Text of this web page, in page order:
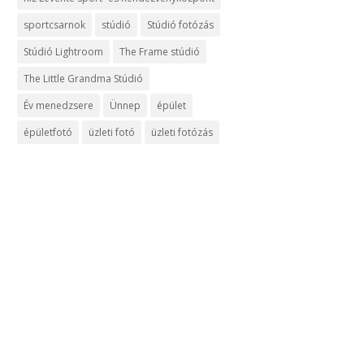
sportcsarnok
stúdió
Stúdió fotózás
Stúdió Lightroom
The Frame stúdió
The Little Grandma Stúdió
Év menedzsere
Ünnep
épület
épületfotó
üzleti fotó üzleti fotózás